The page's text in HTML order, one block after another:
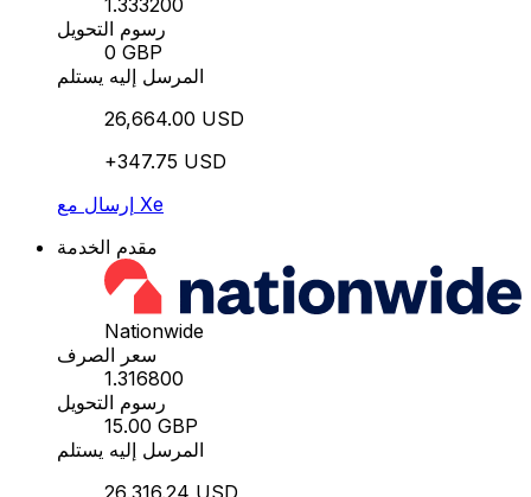
1.333200
رسوم التحويل
0 GBP
المرسل إليه يستلم
26,664.00 USD
+347.75 USD
إرسال مع Xe
مقدم الخدمة
Nationwide
سعر الصرف
1.316800
رسوم التحويل
15.00 GBP
المرسل إليه يستلم